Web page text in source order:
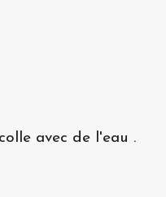
avec de l'eau .